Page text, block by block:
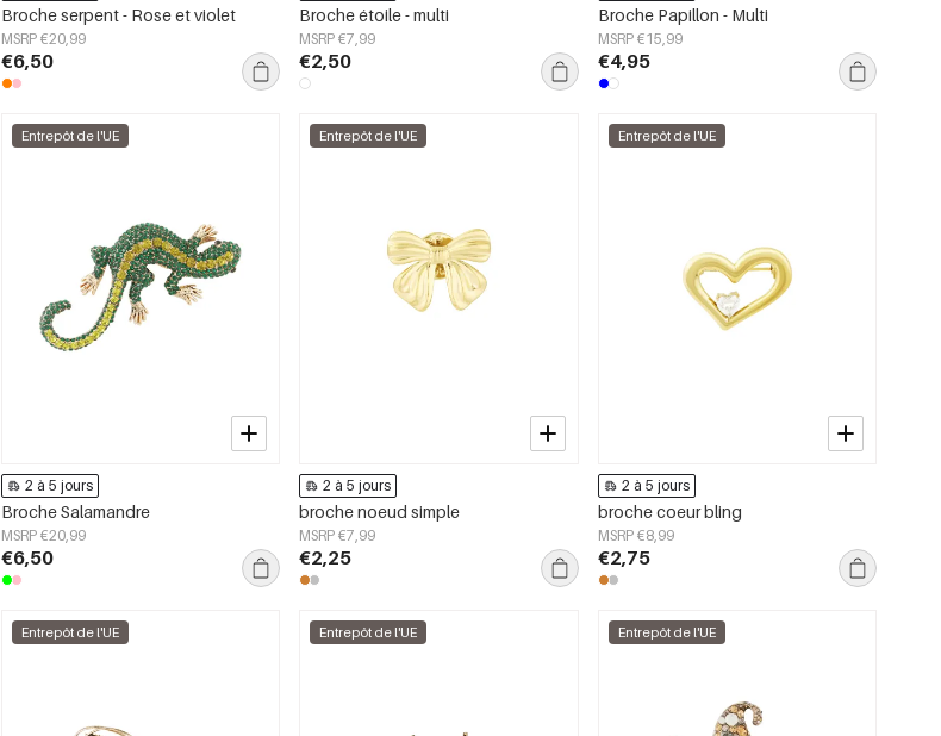
Broche serpent - Rose et violet
MSRP €20,99
€6,50
Broche étoile - multi
MSRP €7,99
€2,50
Broche Papillon - Multi
MSRP €15,99
€4,95
Entrepôt de l'UE
2 à 5 jours
Broche Salamandre
MSRP €20,99
€6,50
Entrepôt de l'UE
2 à 5 jours
broche noeud simple
MSRP €7,99
€2,25
Entrepôt de l'UE
2 à 5 jours
broche coeur bling
MSRP €8,99
€2,75
Entrepôt de l'UE Entrepôt de l'UE Entrepôt de l'UE